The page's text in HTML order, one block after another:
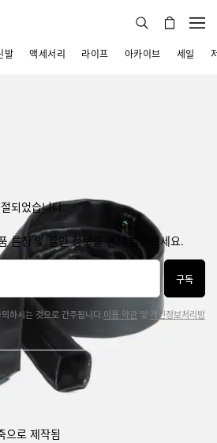
발 액세서리 라이프 아카이브 세일
되었습니다.
론칭 및 할인 정보를 먼저 받아보세요.
구독
하시는 것으로 간주됩니다. 이용 약관 및 개인정보처리방
으로 제작됨